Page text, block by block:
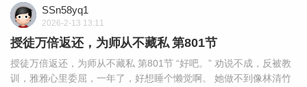
SSn58yq1
2026-2-13 13:11
授徒万倍返还，为师从不藏私 第801节
授徒万倍返还，为师从不藏私 第801节 “好吧。” 劝说不成，反被教
训，雅雅心里委屈，一年了，好想睡个懒觉啊。 她做不到像林清竹